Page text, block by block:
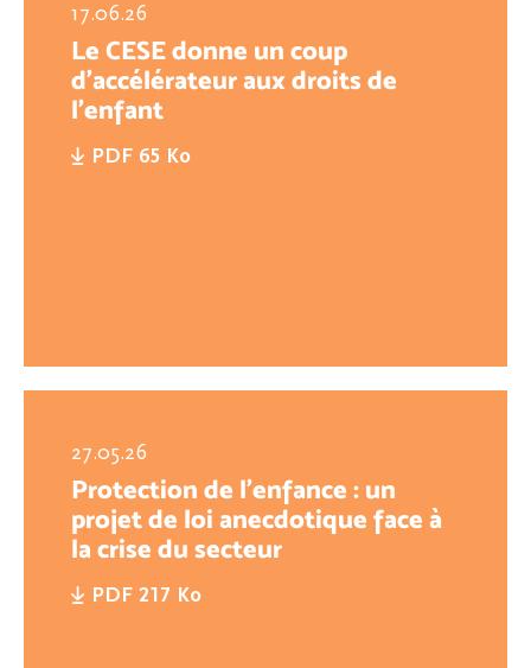
17.06.26
Le CESE donne un coup
d’accélérateur aux droits de
l’enfant
PDF 65 Ko
27.05.26
Protection de l’enfance : un
projet de loi anecdotique face à
la crise du secteur
PDF 217 Ko